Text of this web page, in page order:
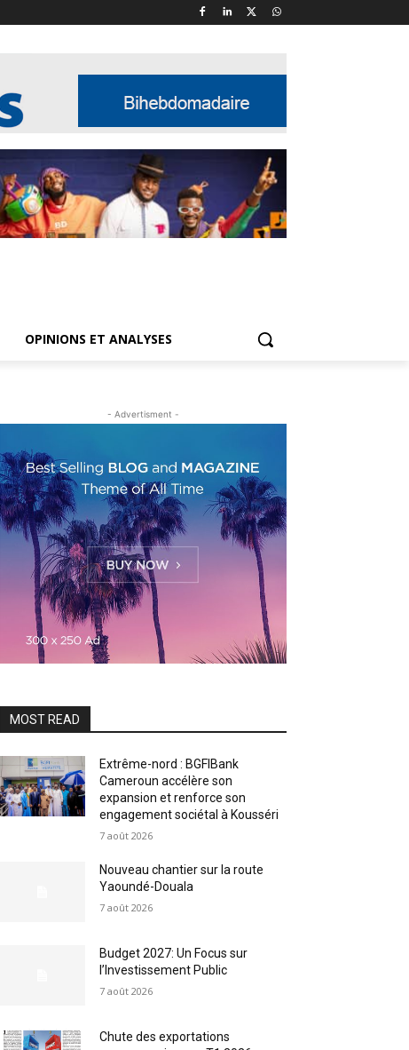
OPINIONS ET ANALYSES
- Advertisment -
MOST READ
Extrême-nord : BGFIBank
Cameroun accélère son
expansion et renforce son
engagement sociétal à Kousséri
7 août 2026
Nouveau chantier sur la route
Yaoundé-Douala
7 août 2026
Budget 2027: Un Focus sur
l’Investissement Public
7 août 2026
Chute des exportations